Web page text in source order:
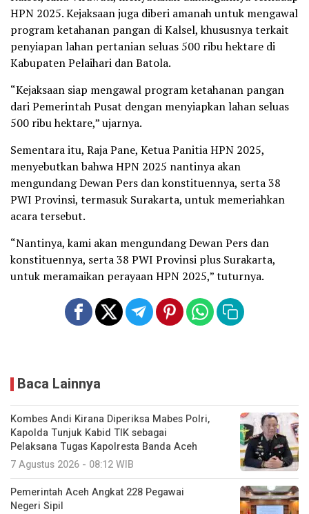
HPN 2025. Kejaksaan juga diberi amanah untuk mengawal
program ketahanan pangan di Kalsel, khususnya terkait
penyiapan lahan pertanian seluas 500 ribu hektare di
Kabupaten Pelaihari dan Batola.
“Kejaksaan siap mengawal program ketahanan pangan
dari Pemerintah Pusat dengan menyiapkan lahan seluas
500 ribu hektare,” ujarnya.
Sementara itu, Raja Pane, Ketua Panitia HPN 2025,
menyebutkan bahwa HPN 2025 nantinya akan
mengundang Dewan Pers dan konstituennya, serta 38
PWI Provinsi, termasuk Surakarta, untuk memeriahkan
acara tersebut.
“Nantinya, kami akan mengundang Dewan Pers dan
konstituennya, serta 38 PWI Provinsi plus Surakarta,
untuk meramaikan perayaan HPN 2025,” tuturnya.
Baca Lainnya
Kombes Andi Kirana Diperiksa Mabes Polri,
Kapolda Tunjuk Kabid TIK sebagai
Pelaksana Tugas Kapolresta Banda Aceh
7 Agustus 2026 - 08:12 WIB
Pemerintah Aceh Angkat 228 Pegawai
Negeri Sipil